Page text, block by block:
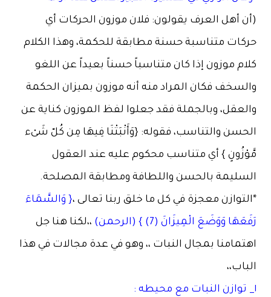
(أن أهل العرف يقولون: فلان موزون الحركات أي
حركات متناسبة حسنة مطابقة للحكمة، وهذا الكلام
كلام موزون إذا كان متناسباً حسناً بعيداً عن اللغو
والسخف فكان المراد منه أنه موزون بميزان الحكمة
والعقل، وبالجملة فقد جعلوا لفظ الموزون كناية عن
الحسن والتناسب، فقوله: {وَأَنْبَتْنَا فِيهَا مِن كُلّ شَىْء
مَّوْزُونٍ } أي متناسب محكوم عليه عند العقول
السليمة بالحسن واللطافة ومطابقة المصلحة.
*التوازن معجزة في كل ما خلق ربنا تعالى ،{ وَالسَّمَاءَ
رَفَعَهَا وَوَضَعَ الْمِيزَانَ (7) } (الرحمن)
،،لكنا هنا جل
اهتمامنا بمجال النبات ،، وهو في عدة مجالات في هذا
الباب،،
١_ توازن النبات مع محيطه :